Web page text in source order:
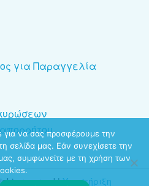
για Παραγγελία
reserved |Υποστήριξη
για να σας προσφέρουμε την
σελίδα μας. Εάν συνεχίσετε την
συμφωνείτε με τη χρήση των